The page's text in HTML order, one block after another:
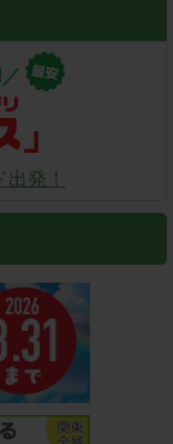
発！